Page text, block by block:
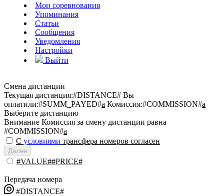
Мои соревнования
Упоминания
Статьи
Сообщения
Уведомления
Настройки
Выйти
Смена дистанции
Текущая дистанция:#DISTANCE# Вы
оплатили:#SUMM_PAYED#a Комиссия:#COMMISSION#a
Выберите дистанцию
Внимание Комиссия за смену дистанции равна
#COMMISSION#a
С условиями трансфера номеров согласен
Далее
#VALUE##PRICE#
Передача номера
#DISTANCE#